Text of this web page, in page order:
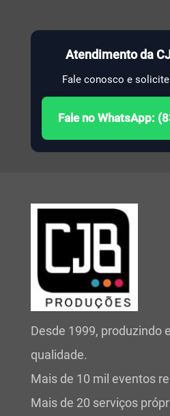
Atendimento da
Fale conosco e
Fale no WhatsApp:
Desde 1999, produzindo
qualidade.
Mais de 10 mil eventos
Mais de 20 serviços